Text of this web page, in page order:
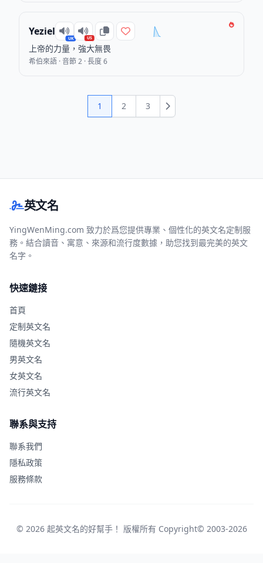
Yeziel
UK US
上帝的力量，強大無畏
希伯來語 · 音節 2 · 長度 6
1 2 3 下一頁
英文名
YingWenMing.com 致力於爲您提供專業、個性化的英文名定制服
務。結合讀音、寓意、來源和流行度數據，助您找到最完美的英文
名字。
快速鏈接
首頁
定制英文名
隨機英文名
男英文名
女英文名
流行英文名
聯系與支持
聯系我們
隱私政策
服務條款
© 2026 起英文名的好幫手！ 版權所有 Copyright© 2003-2026